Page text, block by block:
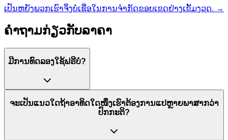
ເປັນຫຍັງພວກເຮົາຈຶ່ງບໍ່ເຊື່ອໃນການຈຳກັດຂອບເຂດຢ່າງເຂັ້ມງວດ. →
ຄຳຖາມກ່ຽວກັບລາຄາ
ມີການທົດລອງໃຊ້ຟຣີບໍ?
ຈະເປັນແນວໃດຖ້າອາທິດໃດໜຶ່ງເຮົາຕ້ອງການແປຫຼາຍພາສາກວ່າ
ປົກກະຕິ?